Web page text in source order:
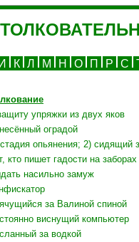
И К Л М Н О П Р С
упряжки из двух яков
оградой
опьянения; 2) сидящий
кто пишет гадости на заборах
насильно замуж
за Валиной спиной
виснущий компьютер
за водкой